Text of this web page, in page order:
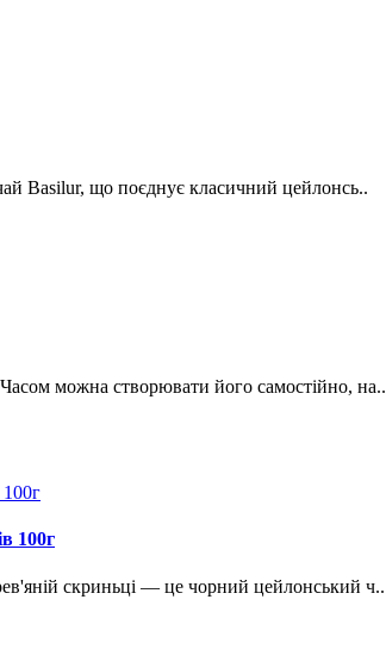
Basilur, що поєднує класичний цейлонсь..
можна створювати його самостійно, на..
100г
скриньці — це чорний цейлонський ч..